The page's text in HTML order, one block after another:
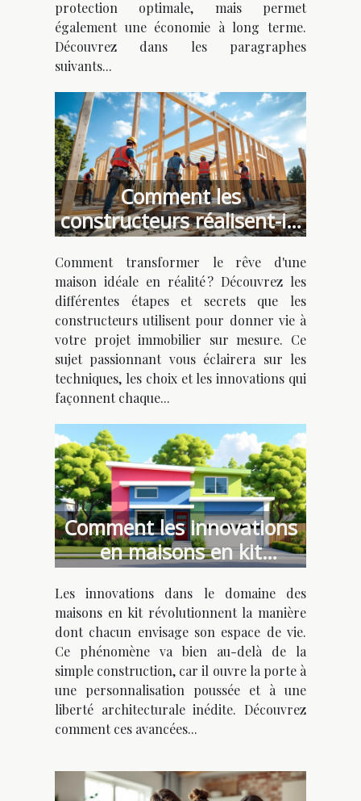
protection optimale, mais permet
également une économie à long terme.
Découvrez dans les paragraphes
suivants...
Comment les
constructeurs réalisent-ils
votre maison idéale ?
Comment transformer le rêve d'une
maison idéale en réalité ? Découvrez les
différentes étapes et secrets que les
constructeurs utilisent pour donner vie à
votre projet immobilier sur mesure. Ce
sujet passionnant vous éclairera sur les
techniques, les choix et les innovations qui
façonnent chaque...
Comment les innovations
en maisons en kit
favorisent l'individualisme
architectural ?
Les innovations dans le domaine des
maisons en kit révolutionnent la manière
dont chacun envisage son espace de vie.
Ce phénomène va bien au-delà de la
simple construction, car il ouvre la porte à
une personnalisation poussée et à une
liberté architecturale inédite. Découvrez
comment ces avancées...